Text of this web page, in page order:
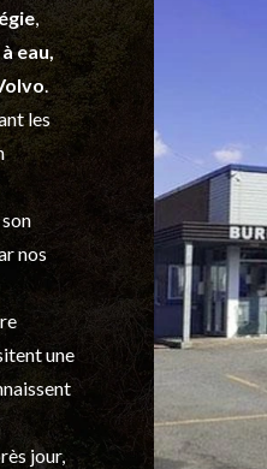
,
eau,
.
les
nos
une
jour,